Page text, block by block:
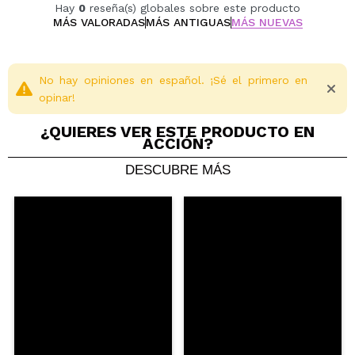
Hay 0 reseña(s) globales sobre este producto
MÁS VALORADASMÁS ANTIGUASMÁS NUEVAS
No hay opiniones en español. ¡Sé el primero en
opinar!
¿QUIERES VER ESTE PRODUCTO EN
ACCIÓN?
DESCUBRE MÁS